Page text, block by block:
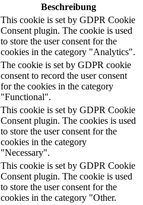
Beschreibung
This cookie is set by GDPR Cookie
Consent plugin. The cookie is used
to store the user consent for the
cookies in the category "Analytics".
The cookie is set by GDPR cookie
consent to record the user consent
for the cookies in the category
"Functional".
This cookie is set by GDPR Cookie
Consent plugin. The cookies is used
to store the user consent for the
cookies in the category
"Necessary".
This cookie is set by GDPR Cookie
Consent plugin. The cookie is used
to store the user consent for the
cookies in the category "Other.